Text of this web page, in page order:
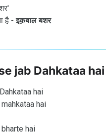
है -इक़बाल बशर
jab Dahkataa hai
hai
hai
hai